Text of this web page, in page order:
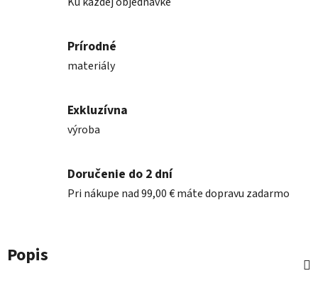
Prírodné
materiály
Exkluzívna
výroba
Doručenie do 2 dní
Pri nákupe nad 99,00 € máte dopravu zadarmo
Popis